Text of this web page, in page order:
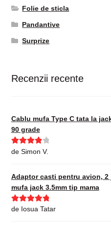
Folie de sticla
Pandantive
Surprize
Recenzii recente
Cablu mufa Type C tata la
90 grade
Evaluat la
de Simon V.
Adaptor casti pentru avion, 2
mufa jack 3.5mm tip mama
Evaluat la5
de Iosua Tatar